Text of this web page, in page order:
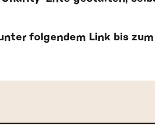
folgendem Link bis zum